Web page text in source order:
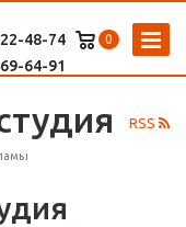
0
48-74
64-91
RSS